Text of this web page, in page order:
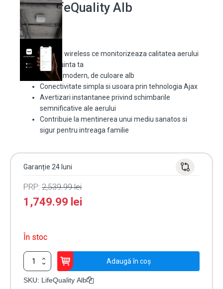
Ajax LifeQuality Alb
Senzor wireless ce monitorizeaza calitatea aerului
din locuinta ta
Design modern, de culoare alb
Conectivitate simpla si usoara prin tehnologia Ajax
Avertizari instantanee privind schimbarile
semnificative ale aerului
Contribuie la mentinerea unui mediu sanatos si
sigur pentru intreaga familie
Garanție 24 luni
PRP: 2,539.99lei
1,749.99 lei
În stoc
Cantitate
Senzor
wireless
Adaugă în coș
SKU: LifeQuality Alb